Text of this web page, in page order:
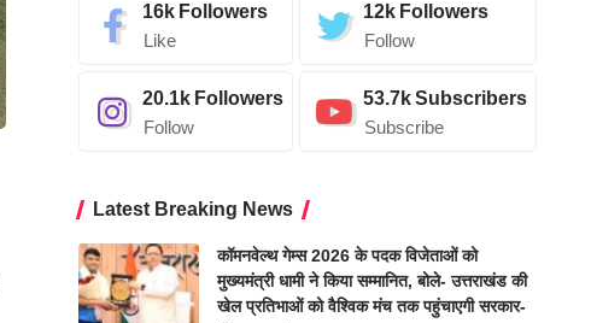
16k Followers
Like
12k Followers
Follow
20.1k Followers
Follow
53.7kSubscribers
Subscribe
Latest Breaking News
कॉमनवेल्थ गेम्स 2026 के पदक विजेताओं को
मुख्यमंत्री धामी ने किया सम्मानित, बोले- उत्तराखंड की
खेल प्रतिभाओं को वैश्विक मंच तक पहुंचाएगी सरकार-